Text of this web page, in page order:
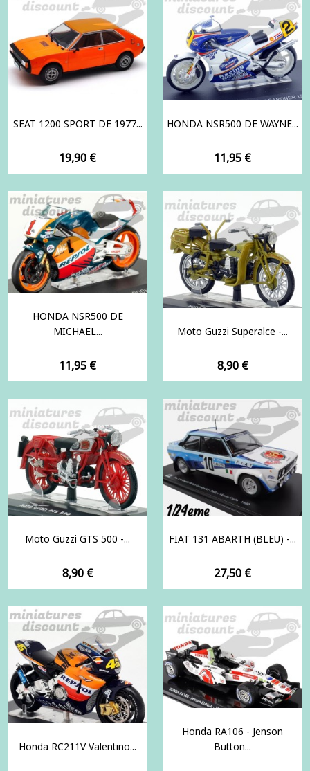
SEAT 1200 SPORT DE 1977...
Prix
19,90 €
HONDA NSR500 DE WAYNE...
Prix
11,95 €
HONDA NSR500 DE
MICHAEL...
Prix
11,95 €
Moto Guzzi Superalce -...
Prix
8,90 €
Moto Guzzi GTS 500 -...
Prix
8,90 €
FIAT 131 ABARTH (BLEU) -...
Prix
27,50 €
Honda RC211V Valentino...
Honda RA106 - Jenson
Button...